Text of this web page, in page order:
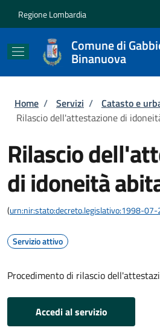
Regione Lombardia
Comune di
Binanuova
Briciole di pane
Home / Servizi / Catasto e
Rilascio dell'attestazione di
Rilascio
di idoneità
(urn:nir:stato:decreto.legislativo:1998-
Servizio attivo
Procedimento di rilascio
Accedi al servizio